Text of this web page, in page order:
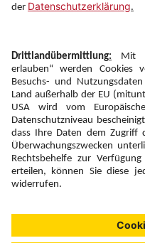
Newsletter:
Fairness und